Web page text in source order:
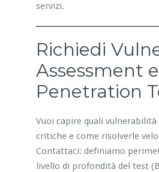
servizi.
Richiedi
Assessment e
Penetration
Vuoi capire quali vulnerabilità
critiche e come risolverle
Contattaci: definiamo
livello di profondità del test